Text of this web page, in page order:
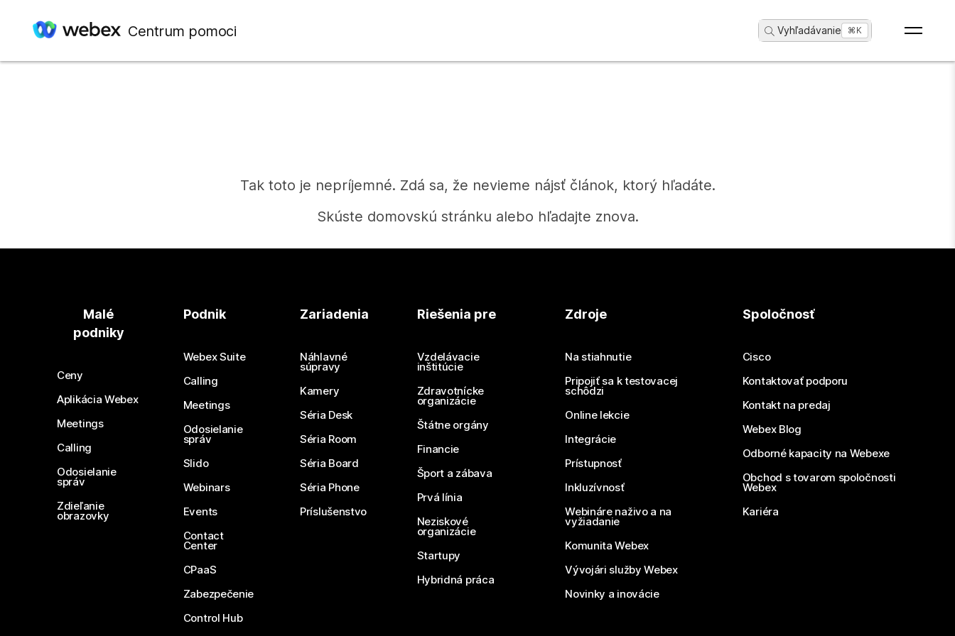
Centrum pomoci Vyhľadávanie ...⌘K
Tak toto je nepríjemné. Zdá sa, že nevieme nájsť článok, ktorý hľadáte.
Skúste domovskú stránku alebo hľadajte znova.
Potrebujete odpoveď?
Odoslať otázku
Malé
podniky
Ceny
Aplikácia Webex
Meetings
Calling
Odosielanie
správ
Zdieľanie
obrazovky
Podnik
Webex Suite
Calling
Meetings
Odosielanie
správ
Slido
Webinars
Events
Contact
Center
CPaaS
Zabezpečenie
Control Hub
Zariadenia
Náhlavné
súpravy
Kamery
Séria Desk
Séria Room
Séria Board
Séria Phone
Príslušenstvo
Riešenia pre
Vzdelávacie
inštitúcie
Zdravotnícke
organizácie
Štátne orgány
Financie
Šport a zábava
Prvá línia
Neziskové
organizácie
Startupy
Hybridná práca
Zdroje
Na stiahnutie
Pripojiť sa k testovacej
schôdzi
Online lekcie
Integrácie
Prístupnosť
Inkluzívnosť
Webináre naživo a na
vyžiadanie
Komunita Webex
Vývojári služby Webex
Novinky a inovácie
Spoločnosť
Cisco
Kontaktovať podporu
Kontakt na predaj
Webex Blog
Odborné kapacity na Webexe
Obchod s tovarom spoločnosti
Webex
Kariéra